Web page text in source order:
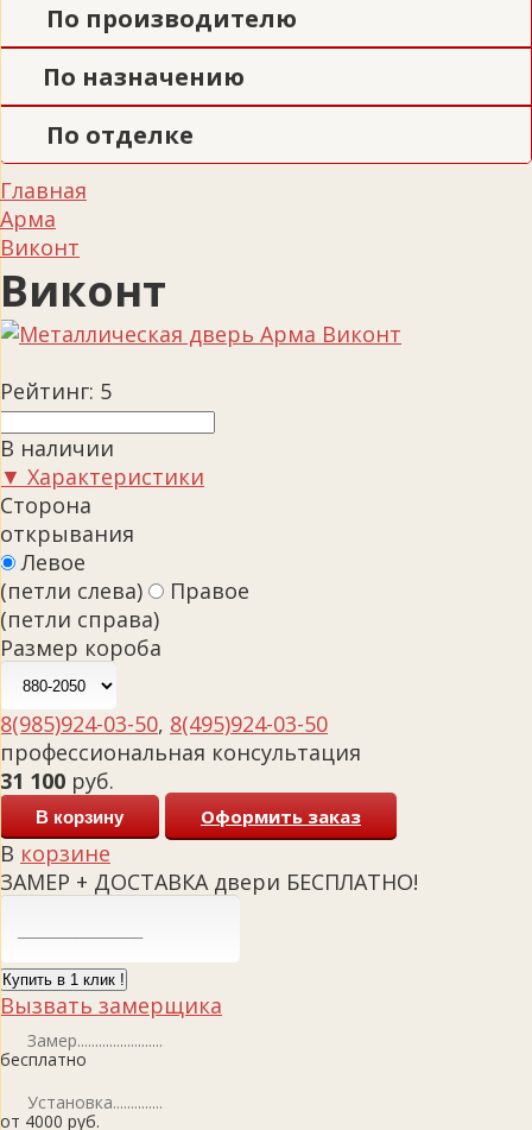
По производителю
По назначению
По отделке
Главная
Арма
Виконт
Виконт
Рейтинг: 5
В наличии
▼ Характеристики
Сторона
открывания
Левое
(петли слева)
Правое
(петли справа)
Размер короба
8(985)924-03-50, 8(495)924-03-50
профессиональная консультация
31 100 руб.
В корзину Оформить заказ
В корзине
ЗАМЕР + ДОСТАВКА двери БЕСПЛАТНО!
Купить в 1 клик !
Вызвать замерщика
Замер
бесплатно
Установка
от 4000 руб.